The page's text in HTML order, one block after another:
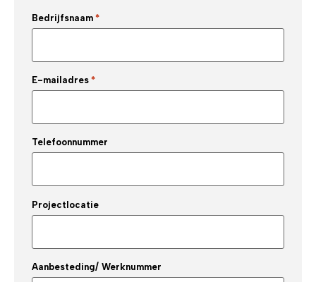
Bedrijfsnaam *
E-mailadres *
Telefoonnummer
Projectlocatie
Aanbesteding/ Werknummer